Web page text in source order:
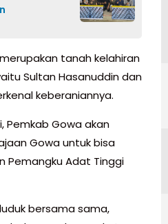
tanah kelahiran
Sultan Hasanuddin dan
keberaniannya.
Pemkab Gowa akan
Gowa untuk bisa
Pemangku Adat Tinggi
bersama sama,